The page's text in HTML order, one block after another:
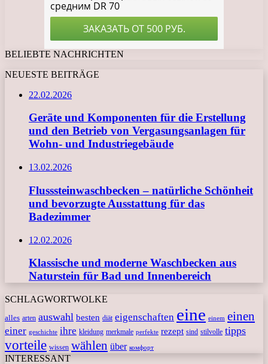
BELIEBTE NACHRICHTEN
NEUESTE BEITRÄGE
22.02.2026
Geräte und Komponenten für die Erstellung
und den Betrieb von Vergasungsanlagen für
Wohn- und Industriegebäude
13.02.2026
Flusssteinwaschbecken – natürliche Schönheit
und bevorzugte Ausstattung für das
Badezimmer
12.02.2026
Klassische und moderne Waschbecken aus
Naturstein für Bad und Innenbereich
SCHLAGWORTWOLKE
alles arten auswahl besten diät eigenschaften eine einem einen
einer geschichte ihre kleidung merkmale perfekte rezept sind stilvolle tipps
vorteile wissen wählen über комфорт
INTERESSANT